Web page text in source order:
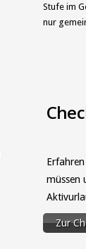
Stufe im
nur
müssen
Zur